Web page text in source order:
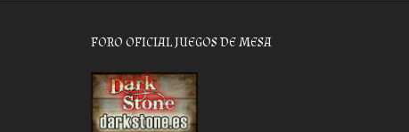
FORO OFICIAL JUEGOS DE MESA